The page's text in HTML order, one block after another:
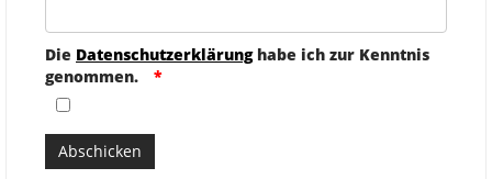
Die Datenschutzerklärunghabe ich zur Kenntnis
genommen.
Abschicken